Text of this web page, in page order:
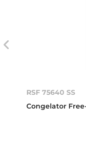
RSF 75640 SS
Congelator